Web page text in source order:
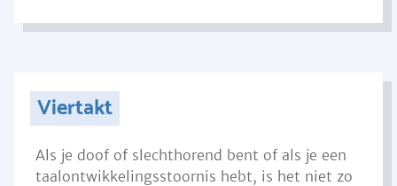
Viertakt
Als je doof of slechthorend bent of als je een
taalontwikkelingsstoornis hebt, is het niet zo